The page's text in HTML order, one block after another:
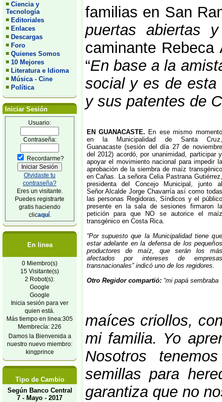
Ciencia y
Tecnología
Editoriales
Enlaces
Descargas
Foro
Quienes Somos
10 Mejores
Literatura e Idioma
Música - Cine
Política
Iniciar Sesión
Usuario:
Contraseña:
Recordarme?
Olvidaste tu
contraseña?
Eres un visitante.
Puedes registrarte
gratis haciendo
clicaquí.
En linea
0 Miembro(s)
15 Visitante(s)
2 Robot(s):
Google
Google
Inicia sesión para ver
quien está.
Más tiempo en linea:305
Membrecía: 226
Damos la Bienvenida a
nuestro nuevo miembro:
kingprince
Tipo de Cambio
Según Banco Central
7 - Mayo - 2017
familias en San
puertas abiertas
caminante
“En base a la
social y es de esta
y sus patentes de
EN GUANACASTE. En ese mismo momento
en la Municipalidad de Santa Cruz,
Guanacaste (sesión del día 27 de noviembre
del 2012) acordó, por unanimidad, participar y
apoyar el movimiento nacional para impedir la
aprobación de la siembra de maíz transgénico
en Cañas. La señora Celia Pastrana Gutiérrez,
presidenta del Concejo Municipal, junto al
Señor Alcalde Jorge Chavarría así como todas
las personas Regidoras, Síndicos y el público
presente en la sala de sesiones firmaron la
petición para que NO se autorice el maíz
transgénico en Costa Rica.
“Por supuesto que la Municipalidad tiene que
estar adelante en la defensa de los pequeños
productores de maíz, que serán los más
afectados por intereses de empresas
transnacionales” indicó uno de los regidores.
Otro Regidor compartió:“mi papá sembraba
maíces criollos,
mi familia. Yo
Nosotros
semillas para
garantiza que no